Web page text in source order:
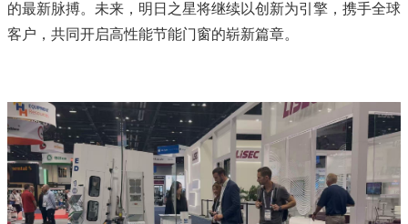
的最新脉搏。未来，明日之星将继续以创新为引擎，携手全球
客户，共同开启高性能节能门窗的崭新篇章。